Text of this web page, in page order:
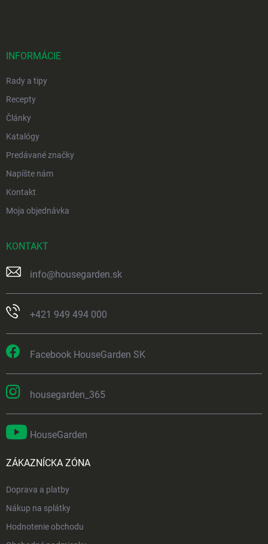
INFORMÁCIE
Rady a tipy
Recepty
Články
Katalógy
Predávané značky
Napíšte nám
Kontakt
Moja objednávka
KONTAKT
info@housegarden.sk
+421 949 494 000
Facebook HouseGarden SK
housegarden_365
HouseGarden
ZÁKAZNÍCKA ZÓNA
Doprava a platby
Nákup na splátky
Hodnotenie obchodu